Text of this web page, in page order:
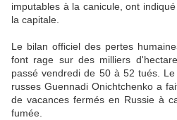
imputables à la canicule, ont
la capitale.
Le bilan officiel des pertes
font rage sur des milliers
passé vendredi de 50 à 52 tués.
russes Guennadi Onichtchenko a
de vacances fermés en Russie à
fumée.